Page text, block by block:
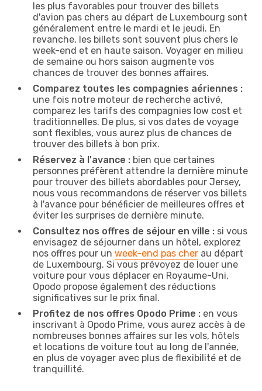
les plus favorables pour trouver des billets
d'avion pas chers au départ de Luxembourg sont
généralement entre le mardi et le jeudi. En
revanche, les billets sont souvent plus chers le
week-end et en haute saison. Voyager en milieu
de semaine ou hors saison augmente vos
chances de trouver des bonnes affaires.
Comparez toutes les compagnies aériennes :
une fois notre moteur de recherche activé,
comparez les tarifs des compagnies low cost et
traditionnelles. De plus, si vos dates de voyage
sont flexibles, vous aurez plus de chances de
trouver des billets à bon prix.
Réservez à l'avance : bien que certaines
personnes préfèrent attendre la dernière minute
pour trouver des billets abordables pour Jersey,
nous vous recommandons de réserver vos billets
à l'avance pour bénéficier de meilleures offres et
éviter les surprises de dernière minute.
Consultez nos offres de séjour en ville : si vous
envisagez de séjourner dans un hôtel, explorez
nos offres pour un week-end pas cher au départ
de Luxembourg. Si vous prévoyez de louer une
voiture pour vous déplacer en Royaume-Uni,
Opodo propose également des réductions
significatives sur le prix final.
Profitez de nos offres Opodo Prime : en vous
inscrivant à Opodo Prime, vous aurez accès à de
nombreuses bonnes affaires sur les vols, hôtels
et locations de voiture tout au long de l'année,
en plus de voyager avec plus de flexibilité et de
tranquillité.